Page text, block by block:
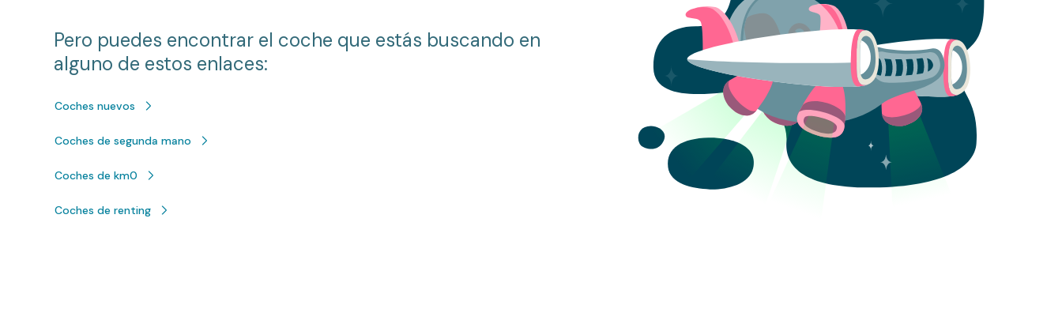
Pero puedes encontrar el coche que estás buscando en
alguno de estos enlaces:
Coches nuevos
Coches de segunda mano
Coches de km0
Coches de renting